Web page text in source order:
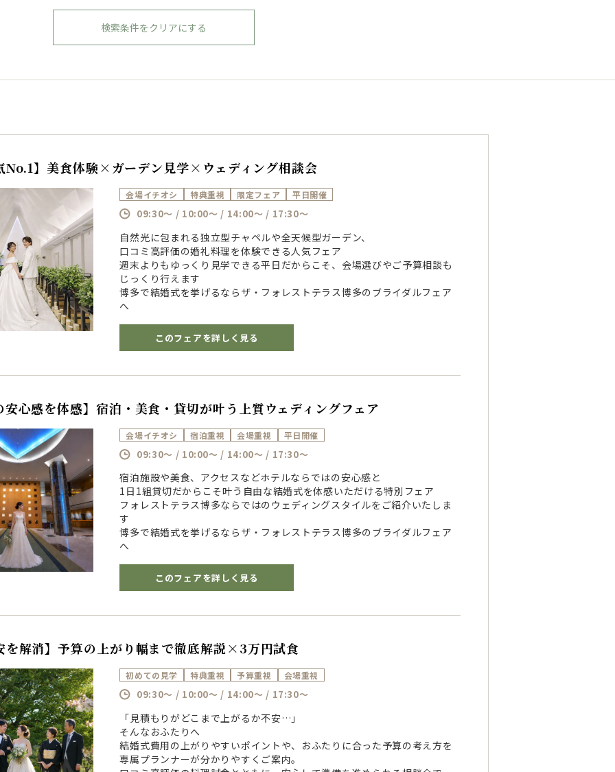
検索条件をクリアにする
No.1】美食体験×ガーデン見学×ウェディング相談会
会場イチオシ 特典重視 限定フェア 平日開催
09:30～ / 10:00～ / 14:00～ / 17:30～
自然光に包まれる独立型チャペルや全天候型ガーデン、
口コミ高評価の婚礼料理を体験できる人気フェア
週末よりもゆっくり見学できる平日だからこそ、会場選びやご予算相談も
じっくり行えます
博多で結婚式を挙げるならザ・フォレストテラス博多のブライダルフェア
へ
このフェアを詳しく見る
安心感を体感】宿泊・美食・貸切が叶う上質ウェディングフェア
会場イチオシ 宿泊重視 会場重視 平日開催
09:30～ / 10:00～ / 14:00～ / 17:30～
宿泊施設や美食、アクセスなどホテルならではの安心感と
1日1組貸切だからこそ叶う自由な結婚式を体感いただける特別フェア
フォレストテラス博多ならではのウェディングスタイルをご紹介いたしま
す
博多で結婚式を挙げるならザ・フォレストテラス博多のブライダルフェア
へ
このフェアを詳しく見る
を解消】予算の上がり幅まで徹底解説×3万円試食
初めての見学 特典重視 予算重視 会場重視
09:30～ / 10:00～ / 14:00～ / 17:30～
「見積もりがどこまで上がるか不安…」
そんなおふたりへ
結婚式費用の上がりやすいポイントや、おふたりに合った予算の考え方を
専属プランナーが分かりやすくご案内。